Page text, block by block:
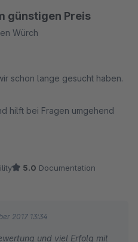
günstigen Preis
Würch
schon lange gesucht haben.
hilft bei Fragen umgehend
5.0 Documentation
2017 13:34
und viel Erfolg mit